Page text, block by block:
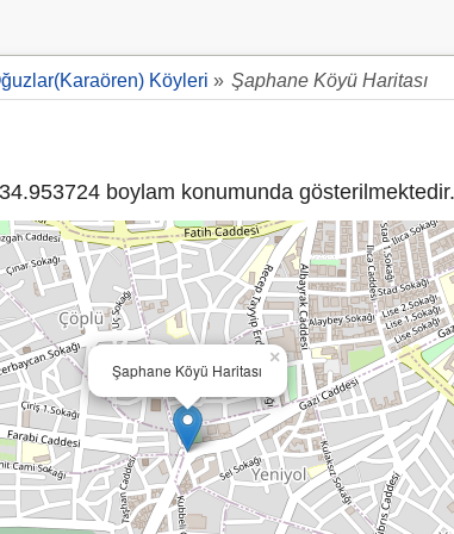
Köyleri » Şaphane Köyü Haritası
boylam konumunda gösterilmektedir.
Şaphane Köyü Haritası
×